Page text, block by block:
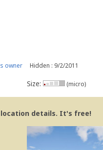
owner Hidden : 9/2/2011
Size: (micro)
location details. It's free!